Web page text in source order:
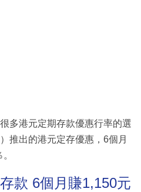
多港元定期存款優惠行率的選
推出的港元定存優惠，6個月
款 6個月賺1,150元